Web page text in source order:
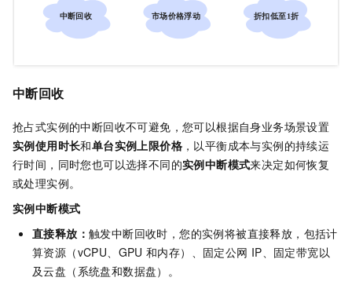
中断回收
抢占式实例的中断回收不可避免，您可以根据自身业务场景设置
实例使用时长和单台实例上限价格 ，以平衡成本与实例的持续运
行时间，同时您也可以选择不同的实例中断模式来决定如何恢复
或处理实例。
实例中断模式
直接释放： 触发中断回收时，您的实例将被直接释放，包括计
算资源（vCPU、GPU 和内存）、固定公网 IP、固定带宽以
及云盘（系统盘和数据盘）。